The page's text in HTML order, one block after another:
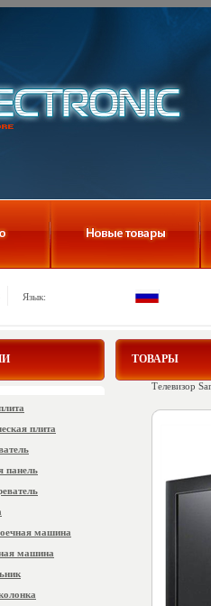
Язык:
плита
панель
машина
машина
ТОВАРЫ
Телевизор